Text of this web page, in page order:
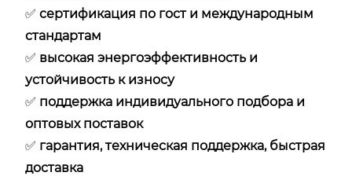
✅ сертификация по гост и международным
стандартам
✅ высокая энергоэффективность и
устойчивость к износу
✅ поддержка индивидуального подбора и
оптовых поставок
✅ гарантия, техническая поддержка, быстрая
доставка